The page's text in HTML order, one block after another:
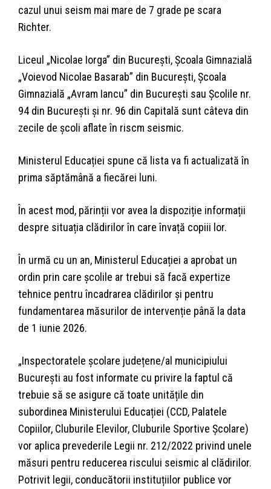
cazul unui seism mai mare de 7 grade pe scara
Richter.
Liceul „Nicolae Iorga” din București, Școala Gimnazială
„Voievod Nicolae Basarab” din București, Școala
Gimnazială „Avram Iancu” din București sau Școlile nr.
94 din București și nr. 96 din Capitală sunt câteva din
zecile de școli aflate în riscm seismic.
Ministerul Educației spune că lista va fi actualizată în
prima săptămână a fiecărei luni.
În acest mod, părinții vor avea la dispoziție informații
despre situația clădirilor în care învață copiii lor.
În urmă cu un an, Ministerul Educației a aprobat un
ordin prin care școlile ar trebui să facă expertize
tehnice pentru încadrarea clădirilor și pentru
fundamentarea măsurilor de intervenție până la data
de 1 iunie 2026.
„Inspectoratele școlare județene/al municipiului
București au fost informate cu privire la faptul că
trebuie să se asigure că toate unitățile din
subordinea Ministerului Educației (CCD, Palatele
Copiilor, Cluburile Elevilor, Cluburile Sportive Școlare)
vor aplica prevederile Legii nr. 212/2022 privind unele
măsuri pentru reducerea riscului seismic al clădirilor.
Potrivit legii, conducătorii instituțiilor publice vor